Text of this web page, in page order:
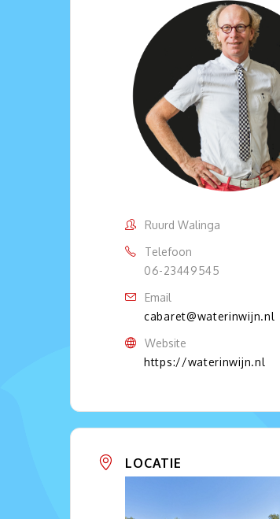
Ruurd Walinga
Telefoon
06-23449545
Email
cabaret@waterinwijn.nl
Website
https://waterinwijn.nl
LOCATIE